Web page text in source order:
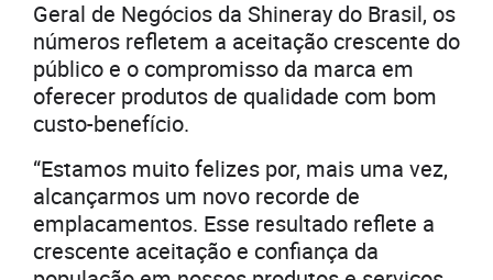
Geral de Negócios da Shineray do Brasil, os
números refletem a aceitação crescente do
público e o compromisso da marca em
oferecer produtos de qualidade com bom
custo-benefício.
“Estamos muito felizes por, mais uma vez,
alcançarmos um novo recorde de
emplacamentos. Esse resultado reflete a
crescente aceitação e confiança da